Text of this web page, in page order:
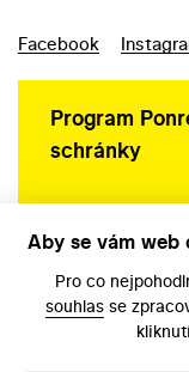
Facebook
Program
schránky
Aby se vám web
Pro co
souhlas se